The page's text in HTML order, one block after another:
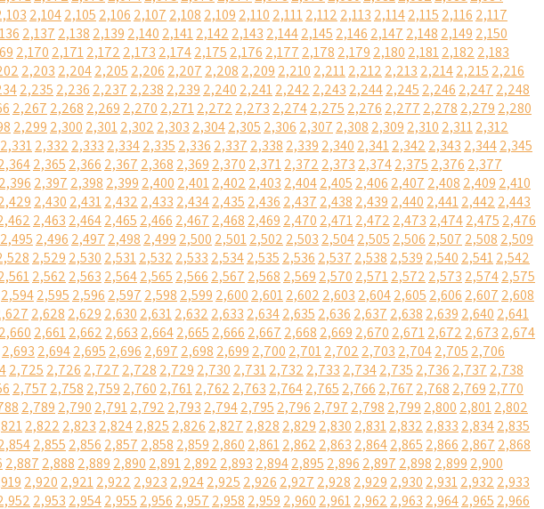
2,1042,105 2,106 2,107 2,108 2,109 2,110 2,1112,112 2,113 2,1142,115 2,116 2,117
2,137 2,138 2,139 2,140 2,1412,142 2,143 2,1442,145 2,146 2,147 2,148 2,149 2,150
2,170 2,1712,172 2,173 2,1742,175 2,176 2,177 2,178 2,179 2,180 2,1812,182 2,183
2,203 2,2042,205 2,206 2,207 2,208 2,209 2,210 2,2112,212 2,213 2,2142,215 2,216
2,235 2,236 2,237 2,238 2,239 2,240 2,2412,242 2,243 2,2442,245 2,246 2,247 2,248
2,267 2,268 2,269 2,270 2,2712,272 2,273 2,2742,275 2,276 2,277 2,278 2,279 2,280
2,299 2,300 2,3012,302 2,303 2,3042,305 2,306 2,307 2,308 2,309 2,310 2,3112,312
2,3312,332 2,333 2,3342,335 2,336 2,337 2,338 2,339 2,340 2,3412,342 2,343 2,3442,345
2,365 2,366 2,367 2,368 2,369 2,370 2,3712,372 2,373 2,3742,375 2,376 2,377
2,396 2,397 2,398 2,399 2,400 2,4012,402 2,403 2,4042,405 2,406 2,407 2,408 2,409 2,410
2,430 2,4312,432 2,433 2,4342,435 2,436 2,437 2,438 2,439 2,440 2,4412,442 2,443
2,463 2,4642,465 2,466 2,467 2,468 2,469 2,470 2,4712,472 2,473 2,4742,475 2,476
2,495 2,496 2,497 2,498 2,499 2,500 2,5012,502 2,503 2,5042,505 2,506 2,507 2,508 2,509
2,529 2,530 2,5312,532 2,533 2,5342,535 2,536 2,537 2,538 2,539 2,540 2,5412,542
2,562 2,563 2,5642,565 2,566 2,567 2,568 2,569 2,570 2,5712,572 2,573 2,5742,575
2,5942,595 2,596 2,597 2,598 2,599 2,600 2,6012,602 2,603 2,6042,605 2,606 2,607 2,608
2,628 2,629 2,630 2,6312,632 2,633 2,6342,635 2,636 2,637 2,638 2,639 2,640 2,641
2,660 2,6612,662 2,663 2,6642,665 2,666 2,667 2,668 2,669 2,670 2,6712,672 2,673 2,674
2,693 2,6942,695 2,696 2,697 2,698 2,699 2,700 2,7012,702 2,703 2,7042,705 2,706
2,725 2,726 2,727 2,728 2,729 2,730 2,7312,732 2,733 2,7342,735 2,736 2,737 2,738
2,757 2,758 2,759 2,760 2,7612,762 2,763 2,7642,765 2,766 2,767 2,768 2,769 2,770
2,789 2,790 2,7912,792 2,793 2,7942,795 2,796 2,797 2,798 2,799 2,800 2,8012,802
2,822 2,823 2,8242,825 2,826 2,827 2,828 2,829 2,830 2,8312,832 2,833 2,8342,835
2,855 2,856 2,857 2,858 2,859 2,860 2,8612,862 2,863 2,8642,865 2,866 2,867 2,868
2,887 2,888 2,889 2,890 2,8912,892 2,893 2,8942,895 2,896 2,897 2,898 2,899 2,900
2,920 2,9212,922 2,923 2,9242,925 2,926 2,927 2,928 2,929 2,930 2,9312,932 2,933
2,953 2,9542,955 2,956 2,957 2,958 2,959 2,960 2,9612,962 2,963 2,9642,965 2,966